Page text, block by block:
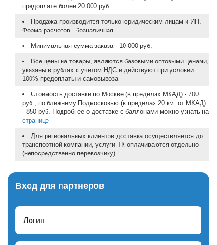
предоплате более 20 000 руб.
Продажа производится только юридическим лицам и ИП.
Форма расчетов - безналичная.
Минимальная сумма заказа - 10 000 руб.
Все цены на товары, являются базовыми оптовыми ценами,
указаны в рублях с учетом НДС и действуют при условии
100% предоплаты и самовывоза
Стоимость доставки по Москве (в пределах МКАД) - 700
руб., по ближнему Подмосковью (в пределах 20 км. от МКАД)
- 850 руб. Подробнее о доставке с баллонами можно узнать на
странице
Для региональных клиентов доставка осуществляется до
транспортной компании, услуги ТК оплачиваются отдельно
(непосредственно перевозчику).
Вход для партнеров
Логин